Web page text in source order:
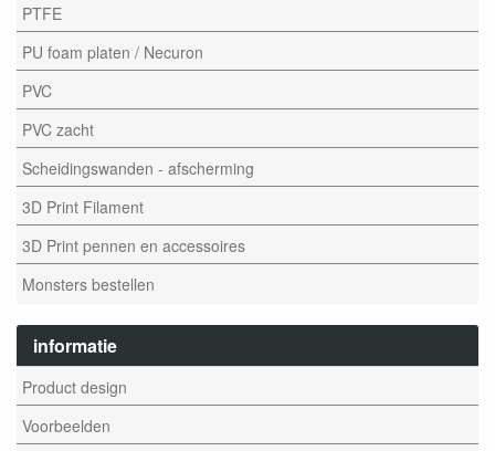
PTFE
PU foam platen / Necuron
PVC
PVC zacht
Scheidingswanden - afscherming
3D Print Filament
3D Print pennen en accessoires
Monsters bestellen
informatie
Product design
Voorbeelden